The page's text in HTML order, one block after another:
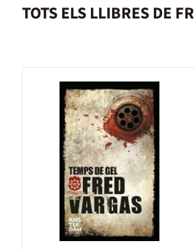
TOTS ELS LLIBRES DE